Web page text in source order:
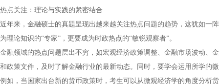
热点关注：理论与实践的紧密结合
近年来，金融硕士的真题呈现出越来越关注热点问题的趋势，这犹如一
为理论知识的“专家”，更要成为时政热点的“敏锐观察者”。
金融领域的热点问题层出不穷，如宏观经济政策调整、金融市场波动、
和政策文件，及时了解金融行业的最新动态。同时，要学会运用所学的
例如，当国家出台新的货币政策时，考生可以从微观经济学的角度分析